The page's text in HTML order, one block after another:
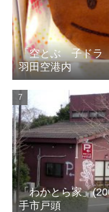
「空とぶ 子ド
羽田空港内
「わかとら家」
手市戸頭